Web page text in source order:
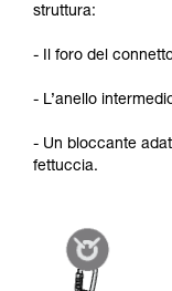
struttura:
- Il foro del
- L’anello
- Un bloccante
fettuccia.